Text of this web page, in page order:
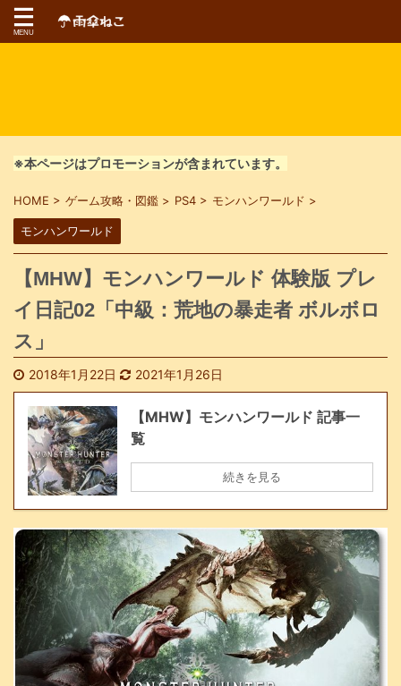
※本ページはプロモーションが含まれています。
HOME > ゲーム攻略・図鑑 > PS4 > モンハンワールド >
モンハンワールド
【MHW】モンハンワールド 体験版 プレ
イ日記02「中級：荒地の暴走者 ボルボロ
ス」
2018年1月22日 2021年1月26日
【MHW】モンハンワールド 記事一
覧
続きを見る